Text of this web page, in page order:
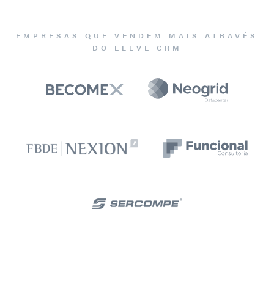
EMPRESAS QUE VENDEM MAIS ATRAVÉS
DO ELEVE CRM